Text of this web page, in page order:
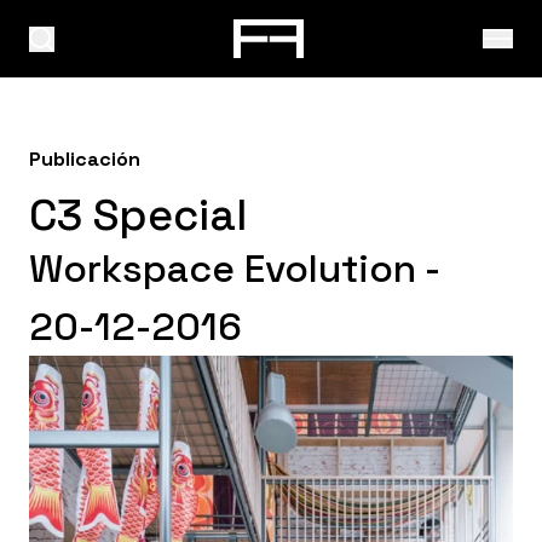
Publicación
C3 Special
Workspace Evolution -
20-12-2016